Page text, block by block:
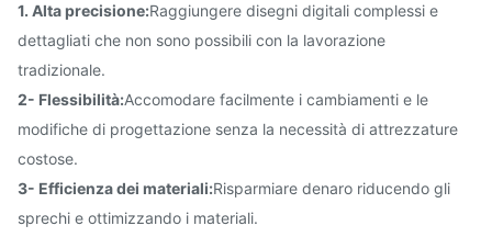
1. Alta precisione:Raggiungere disegni digitali complessi e
dettagliati che non sono possibili con la lavorazione
tradizionale.
2- Flessibilità:Accomodare facilmente i cambiamenti e le
modifiche di progettazione senza la necessità di attrezzature
costose.
3- Efficienza dei materiali:Risparmiare denaro riducendo gli
sprechi e ottimizzando i materiali.